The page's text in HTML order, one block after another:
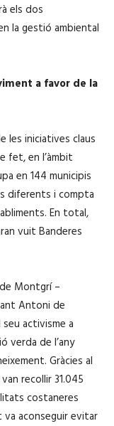
els dos
la gestió ambiental
a favor de la
les iniciatives claus
fet, en l’àmbit
en 144 municipis
diferents i compta
En total,
vuit Banderes
Montgrí –
Antoni de
activisme a
verda de l’any
Gràcies al
recollir 31.045
costaneres
aconseguir evitar